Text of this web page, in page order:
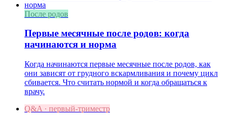
После родов
Первые месячные после родов: когда
начинаются и норма
Когда начинаются первые месячные после родов, как
они зависят от грудного вскармливания и почему цикл
сбивается. Что считать нормой и когда обращаться к
врачу.
Q&A · первый-триместр